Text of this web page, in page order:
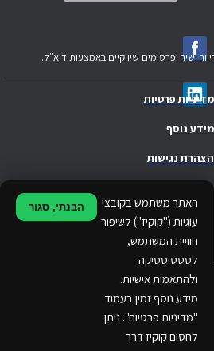
מדיניות פרטיות
האתר משתמש בקובצי
עוגיות ("קוקיז") לשיפור
חוויית המשתמש,
לסטטיסטיקה
ולהתאמות אישיות.
מידע נוסף זמין בעמוד
"מדיניות פרטיות". ניתן
לחסום קוקיז דרך
הבנתי, סגור
מידע נוסף
.
הצהרת נגישות
ישיר ופרסומים שיווקיים באמצעות דוא"ל.
© 2024 Ethos Business. All
...